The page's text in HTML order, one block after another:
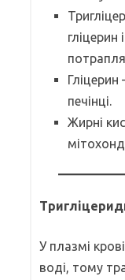
гліцерин
печінці.
Жирні
У плазмі
воді, тому